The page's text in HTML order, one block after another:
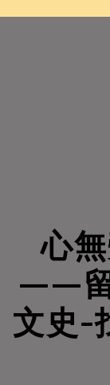
心
——留
文史-